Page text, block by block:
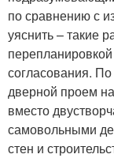
по сравнению с
уяснить – такие
согласования.
дверной проем
вместо
самовольными
стен и